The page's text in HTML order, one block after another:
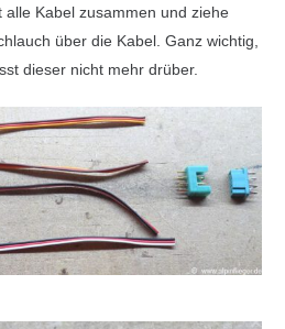
Kabel zusammen und ziehe
über die Kabel. Ganz wichtig,
dieser nicht mehr drüber.